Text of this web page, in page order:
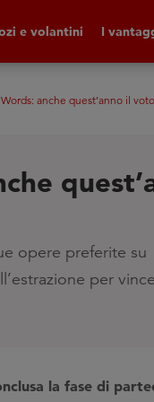
e volantini I
anche quest’anno il
opere preferite su
per
la fase di